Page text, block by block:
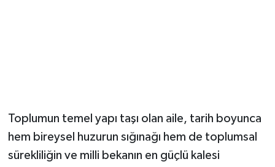
Toplumun temel yapı taşı olan aile, tarih boyunca
hem bireysel huzurun sığınağı hem de toplumsal
sürekliliğin ve milli bekanın en güçlü kalesi